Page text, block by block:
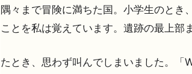
隅々まで冒険に満ちた国。小学生のとき
ことを私は覚えています。遺跡の最上部
たとき、思わず叫んでしまいました。